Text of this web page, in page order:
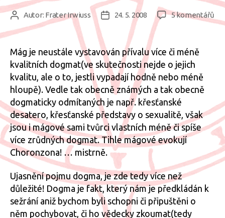
Autor
příspěvku
Autor: Frater Irwiuss
Datum
příspěvku
24. 5. 2008 5 komentářů
Mág je neustále vystavován přívalu více či méně
kvalitních dogmat(ve skutečnosti nejde o jejich
kvalitu, ale o to, jestli vypadají hodně nebo méně
hloupě). Vedle tak obecně známých a tak obecně
dogmaticky odmítaných je např. křesťanské
desatero, křesťanské představy o sexualitě, však
jsou i mágové sami tvůrci vlastních méně či spíše
více zrůdných dogmat. Tihle mágové evokují
Choronzona! … mistrně.
Ujasnění pojmu dogma, je zde tedy více než
důležité! Dogma je fakt, který nám je předkládán k
sežrání aniž bychom byli schopni či připuštěni o
něm pochybovat, či ho vědecky zkoumat(tedy